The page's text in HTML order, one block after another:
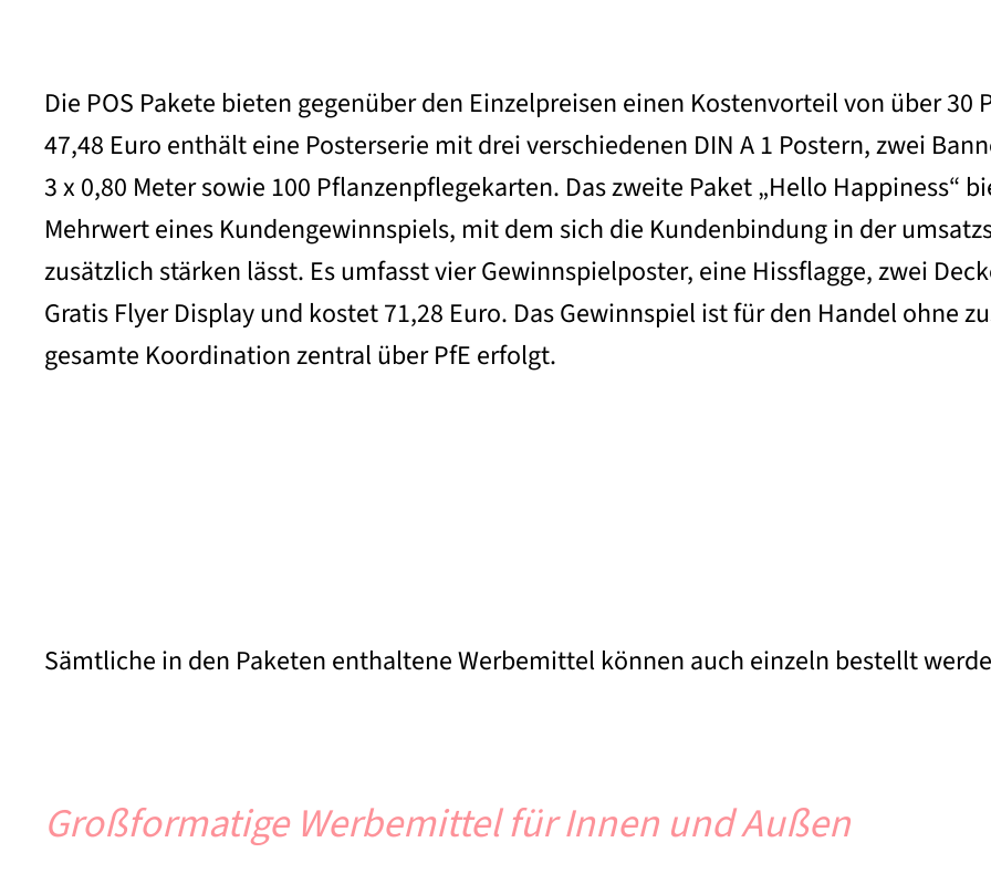
Die POS Pakete bieten gegenüber den Einzelpreisen einen Kostenvorteil von über 30
47,48 Euro enthält eine Posterserie mit drei verschiedenen DIN A 1 Postern, zwei
3 x 0,80 Meter sowie 100 Pflanzenpflegekarten. Das zweite Paket „Hello Happiness“
Mehrwert eines Kundengewinnspiels, mit dem sich die Kundenbindung in der
zusätzlich stärken lässt. Es umfasst vier Gewinnspielposter, eine Hissflagge, zwei
Gratis Flyer Display und kostet 71,28 Euro. Das Gewinnspiel ist für den Handel ohne
gesamte Koordination zentral über PfE erfolgt.
Sämtliche in den Paketen enthaltene Werbemittel können auch einzeln bestellt
Großformatige Werbemittel für Innen und Außen